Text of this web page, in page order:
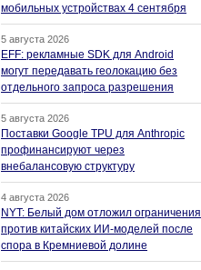
мобильных устройствах 4 сентября
5 августа 2026
EFF: рекламные SDK для Android
могут передавать геолокацию без
отдельного запроса разрешения
5 августа 2026
Поставки Google TPU для Anthropic
профинансируют через
внебалансовую структуру
4 августа 2026
NYT: Белый дом отложил ограничения
против китайских ИИ-моделей после
спора в Кремниевой долине